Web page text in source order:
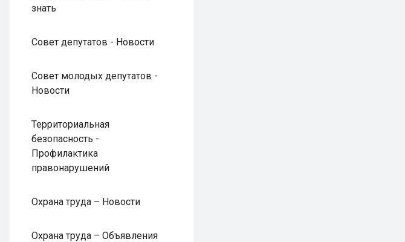
знать
Совет депутатов - Новости
Совет молодых депутатов -
Новости
Территориальная
безопасность -
Профилактика
правонарушений
Охрана труда – Новости
Охрана труда – Объявления